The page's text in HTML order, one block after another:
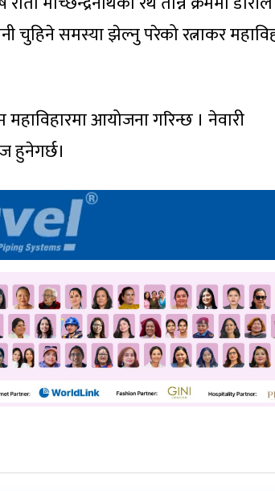
चुहिने समस्या झेल्नु परेको रत्नाकर
महाविहारमा आयोजना गरिन्छ । नेवारी
हुनेगर्छ।